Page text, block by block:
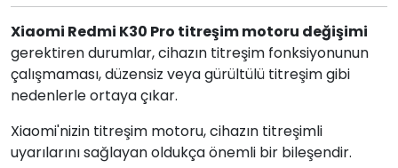
Xiaomi Redmi K30 Pro titreşim motoru değişimi
gerektiren durumlar, cihazın titreşim fonksiyonunun
çalışmaması, düzensiz veya gürültülü titreşim gibi
nedenlerle ortaya çıkar.
Xiaomi'nizin titreşim motoru, cihazın titreşimli
uyarılarını sağlayan oldukça önemli bir bileşendir.